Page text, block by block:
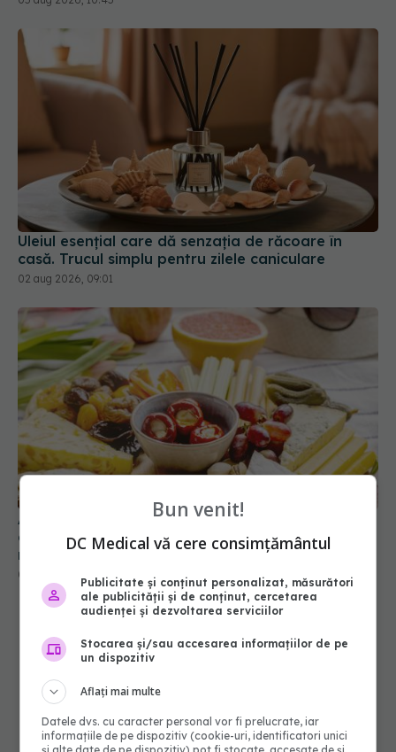
Uleiul esențial care dă senzația de răcoare în
casă. Trucul simplu pentru zilele caniculare
02 aug 2026, 09:01
Alimentul pe care medicii recomandă să îl eviți pe
caniculă. Maioneza poate deveni un pericol dacă
nu este păstrată corect
01 aug 2026, 19:18
Bun venit!
DC Medical vă cere consimțământul
Publicitate și conținut personalizat, măsurători
ale publicității și de conținut, cercetarea
audienței și dezvoltarea serviciilor
Stocarea și/sau accesarea informațiilor de pe
un dispozitiv
Aflați mai multe
Datele dvs. cu caracter personal vor fi prelucrate, iar
informațiile de pe dispozitiv (cookie-uri, identificatori unici